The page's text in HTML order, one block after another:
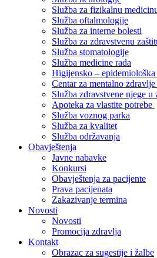
Služba za fizikalnu
Služba oftalmologije
Služba za interne bolesti
Služba za zdravstvenu
Služba stomatologije
Služba medicine rada
Higijensko – epidemiološka
Centar za mentalno
Služba zdravstvene njege
Apoteka za vlastite potrebe
Služba voznog parka
Služba za kvalitet
Služba održavanja
Obavještenja
Javne nabavke
Konkursi
Obavještenja za pacijente
Prava pacijenata
Zakazivanje termina
Novosti
Novosti
Promocija zdravlja
Kontakt
Obrazac za sugestije i žalbe